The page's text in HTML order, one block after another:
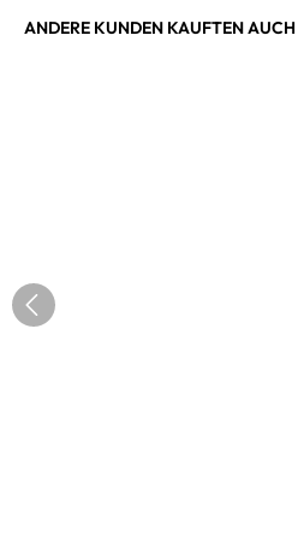
ANDERE KUNDEN KAUFTEN AUCH